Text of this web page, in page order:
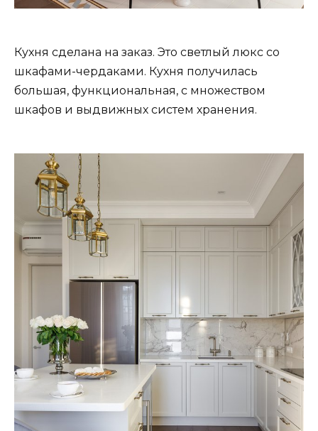
Кухня сделана на заказ. Это светлый люкс со
шкафами-чердаками. Кухня получилась
большая, функциональная, с множеством
шкафов и выдвижных систем хранения.